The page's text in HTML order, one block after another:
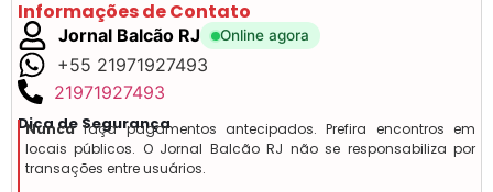
Informações de Contato
Jornal Balcão RJ Online agora
+55 21971927493
21971927493
Dica de Segurança
Nuncafaça pagamentos antecipados. Prefira encontros em
locais públicos. O Jornal Balcão RJ não se responsabiliza por
transações entre usuários.